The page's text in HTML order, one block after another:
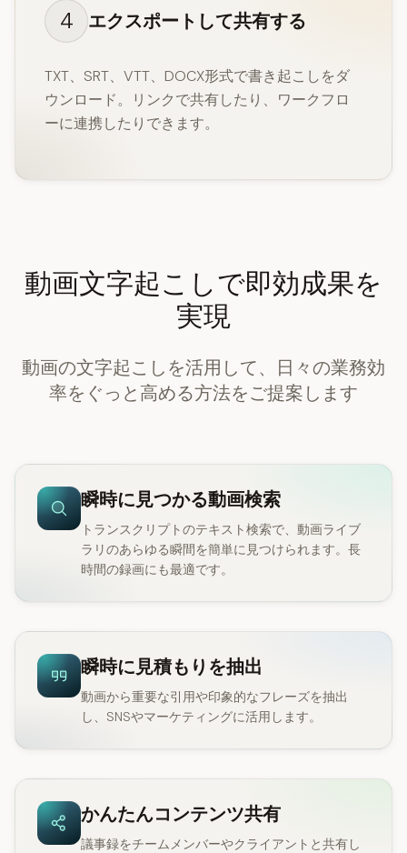
4 エクスポートして共有する
TXT、SRT、VTT、DOCX形式で書き起こしをダ
ウンロード。リンクで共有したり、ワークフロ
ーに連携したりできます。
動画文字起こしで即効成果を
実現
動画の文字起こしを活用して、日々の業務効
率をぐっと高める方法をご提案します
瞬時に見つかる動画検索
トランスクリプトのテキスト検索で、動画ライブ
ラリのあらゆる瞬間を簡単に見つけられます。長
時間の録画にも最適です。
瞬時に見積もりを抽出
動画から重要な引用や印象的なフレーズを抽出
し、SNSやマーケティングに活用します。
かんたんコンテンツ共有
議事録をチームメンバーやクライアントと共有し